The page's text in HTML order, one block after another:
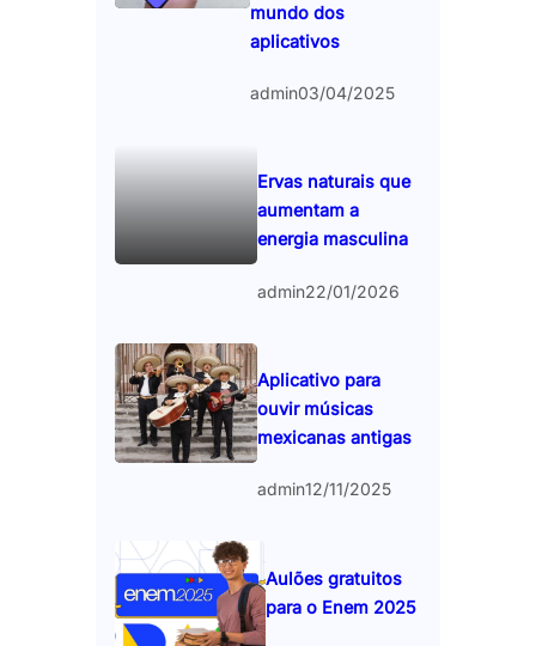
mundo dos
aplicativos
admin03/04/2025
Ervas naturais que
aumentam a
energia masculina
admin22/01/2026
Aplicativo para
ouvir músicas
mexicanas antigas
admin12/11/2025
Aulões gratuitos
para o Enem 2025